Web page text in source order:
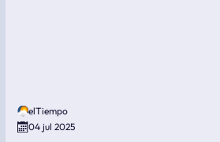
elTiempo
04 jul 2025